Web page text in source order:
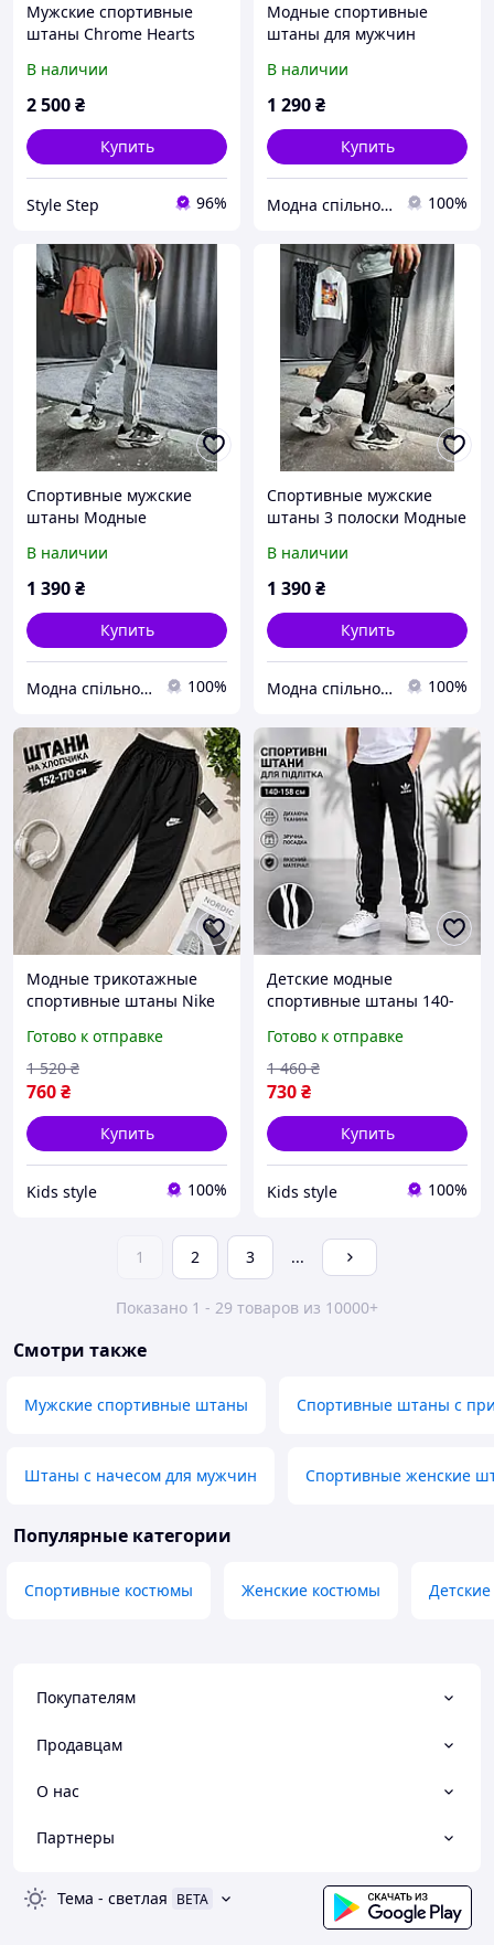
Мужские спортивные
штаны Chrome Hearts
спортивные штаны весна
осень
В наличии
2 500₴
Купить
Style Step 96%
Модные спортивные
штаны для мужчин
спортивные мужские
трикотажные
В наличии
1 290₴
Купить
Модна спільнота 100%
Спортивные мужские
штаны Модные
мужчин серые
В наличии
1 390₴
Купить
Модна спільнота 100%
Спортивные мужские
штаны 3 полоски Модные
мужчин темно-серые
В наличии
1 390₴
Купить
Модна спільнота 100%
Модные трикотажные
спортивные штаны Nike
подросткам, прогулочные
штаны Найк для
повседневной жизни для
детей
Готово к отправке
760₴
1 520 ₴
Купить
Kids style 100%
Детские модные
спортивные штаны 140-
лампасами мальчику
подростку, современные
удобные штаны Adidas
для детей
Готово к отправке
730₴
1 460 ₴
Купить
Kids style 100%
1 2 3 ...
Показано 1 - 29 товаров из 10000+
Смотри также
Мужские спортивные штаны Спортивные штаны с
Штаны с начесом для мужчин Спортивные женские
Популярные категории
Спортивные костюмы Женские костюмы
Покупателям
Продавцам
О нас
Партнеры
Тема - светлая BETA